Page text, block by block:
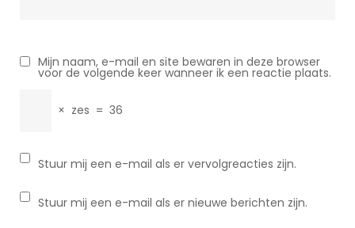
Mijn naam, e-mail en site bewaren in deze browser
voor de volgende keer wanneer ik een reactie plaats.
× zes = 36
Stuur mij een e-mail als er vervolgreacties zijn.
Stuur mij een e-mail als er nieuwe berichten zijn.